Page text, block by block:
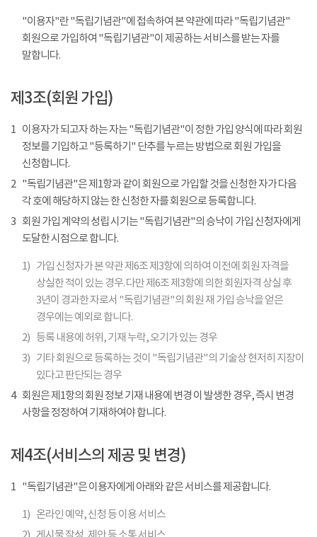
"이용자"란 "독립기념관"에 접속하여 본 약관에 따라 "독립기념관"
회원으로 가입하여 "독립기념관"이 제공하는 서비스를 받는 자를
말합니다.
제3조(회원 가입)
1 이용자가 되고자 하는 자는 "독립기념관"이 정한 가입 양식에 따라 회원
정보를 기입하고 "등록하기" 단추를 누르는 방법으로 회원 가입을
신청합니다.
2 "독립기념관"은 제1항과 같이 회원으로 가입할 것을 신청한 자가 다음
각 호에 해당하지 않는 한 신청한 자를 회원으로 등록합니다.
3 회원 가입 계약의 성립 시기는 "독립기념관"의 승낙이 가입 신청자에게
도달한 시점으로 합니다.
1) 가입 신청자가 본 약관 제6조 제3항에 의하여 이전에 회원 자격을
상실한 적이 있는 경우. 다만 제6조 제3항에 의한 회원자격 상실 후
3년이 경과한 자로서 "독립기념관"의 회원 재 가입 승낙을 얻은
경우에는 예외로 합니다.
2) 등록 내용에 허위, 기재 누락, 오기가 있는 경우
3) 기타 회원으로 등록하는 것이 "독립기념관"의 기술상 현저히 지장이
있다고 판단되는 경우
4
회원은 제1항의 회원 정보 기재 내용에 변경 이 발생한 경우, 즉시 변경
사항을 정정하여 기재하여야 합니다.
제4조(서비스의 제공 및 변경)
1 "독립기념관"은 이용자에게 아래와 같은 서비스를 제공합니다.
1) 온라인 예약, 신청 등 이용 서비스